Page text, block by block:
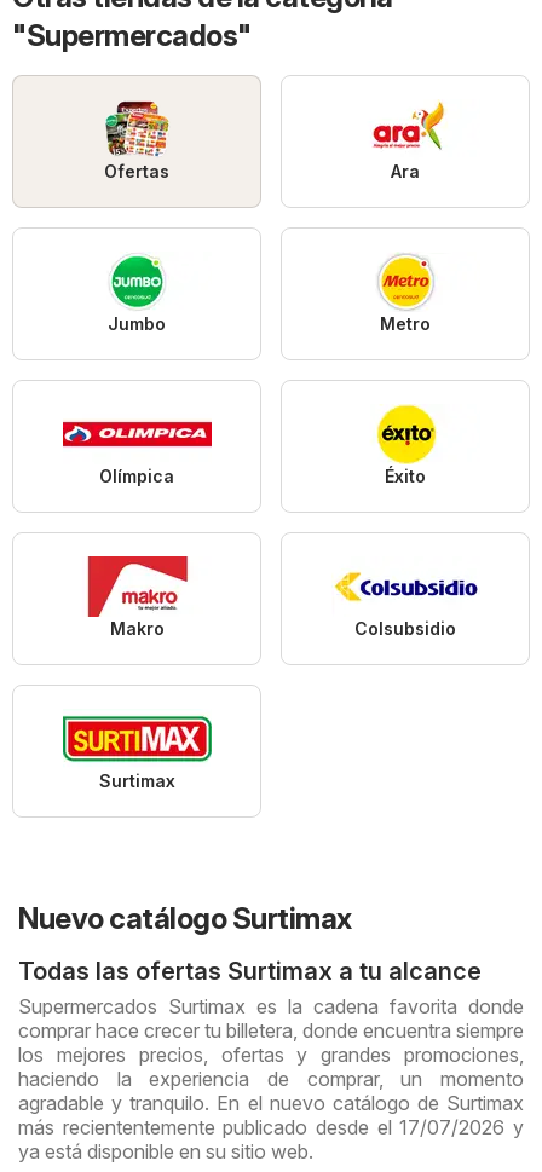
"Supermercados"
Ofertas Ara
Jumbo Metro
Olímpica Éxito
Makro Colsubsidio
Surtimax
Nuevo catálogo Surtimax
Todas las ofertas Surtimax a tu alcance
Supermercados Surtimax es la cadena favorita donde
comprar hace crecer tu billetera, donde encuentra siempre
los mejores precios, ofertas y grandes promociones,
haciendo la experiencia de comprar, un momento
agradable y tranquilo. En el nuevo catálogo de Surtimax
más reciententemente publicado desde el 17/07/2026 y
ya está disponible en su sitio web.